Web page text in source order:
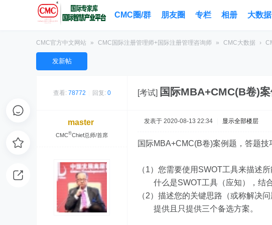
CMC圈/群 朋友圈 专栏 相册 大数据
CMC官方中文网站 » CMC国际注册管理师+国际注册管理咨询师 » CMC大数据 ›
发新帖
查看: 78772 回复: 0 [考试] 国际MBA+CMC(B卷)
master
CMC®Chief总师/首席
发表于 2020-08-13 22:34 显示全部楼层
国际MBA+CMC(B卷)案例题，答题技
（1）您需要使用SWOT工具来描述
什么是SWOT工具（应知），结合
（2）描述您的关键思路（或称解决问
提供且只提供三个备选方案。